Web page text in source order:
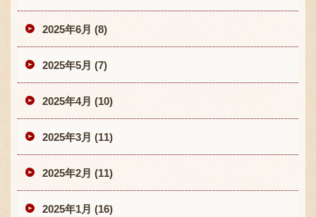
2025年6月 (8)
2025年5月 (7)
2025年4月 (10)
2025年3月 (11)
2025年2月 (11)
2025年1月 (16)